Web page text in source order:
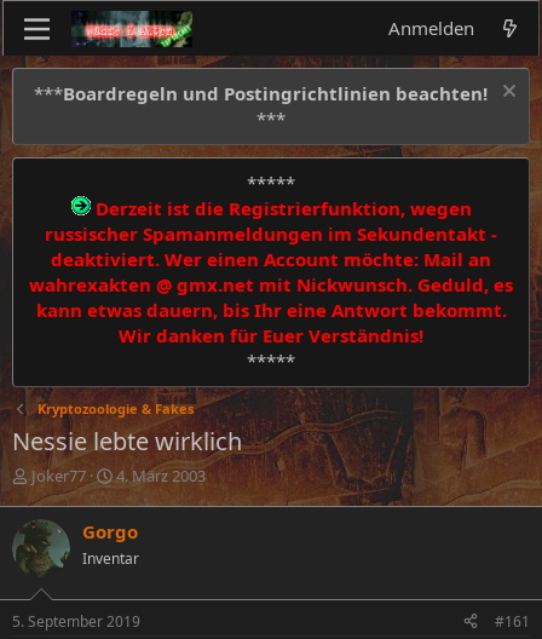
Anmelden
***Boardregeln und Postingrichtlinien beachten!
***
*****
Derzeit ist die Registrierfunktion, wegen
russischer Spamanmeldungen im Sekundentakt -
deaktiviert. Wer einen Account möchte: Mail an
wahrexakten @ gmx.net mit Nickwunsch. Geduld, es
kann etwas dauern, bis Ihr eine Antwort bekommt.
Wir danken für Euer Verständnis!
*****
Kryptozoologie & Fakes
Nessie lebte wirklich
E
s
t
e
l
e
Joker77
E
t
e
l
t
4. März 2003
Gorgo
Inventar
5. September 2019 #161